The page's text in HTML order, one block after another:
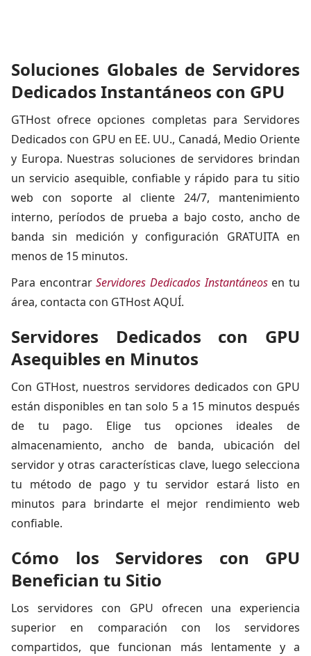
Soluciones Globales de Servidores
Dedicados Instantáneos con GPU
GTHost ofrece opciones completas para Servidores
Dedicados con GPU en EE. UU., Canadá, Medio Oriente
y Europa. Nuestras soluciones de servidores brindan
un servicio asequible, confiable y rápido para tu sitio
web con soporte al cliente 24/7, mantenimiento
interno, períodos de prueba a bajo costo, ancho de
banda sin medición y configuración GRATUITA en
menos de 15 minutos.
Para encontrarServidores Dedicados Instantáneosen tu
área, contacta con GTHost AQUÍ.
Servidores Dedicados con GPU
Asequibles en Minutos
Con GTHost, nuestros servidores dedicados con GPU
están disponibles en tan solo 5 a 15 minutos después
de tu pago. Elige tus opciones ideales de
almacenamiento, ancho de banda, ubicación del
servidor y otras características clave, luego selecciona
tu método de pago y tu servidor estará listo en
minutos para brindarte el mejor rendimiento web
confiable.
Cómo los Servidores con GPU
Benefician tu Sitio
Los servidores con GPU ofrecen una experiencia
superior en comparación con los servidores
compartidos, que funcionan más lentamente y a